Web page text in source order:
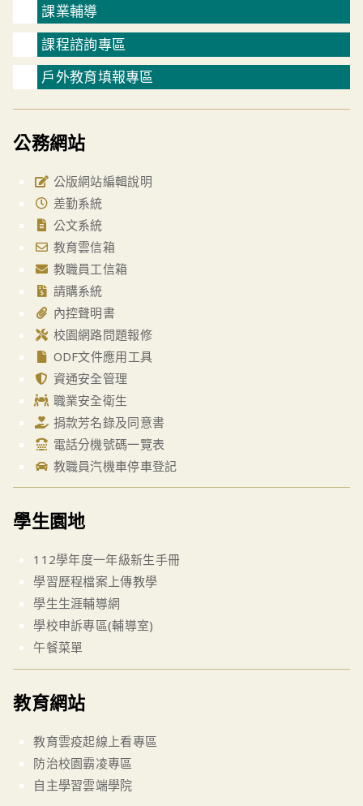
課業輔導
課程諮詢專區
戶外教育填報專區
公務網站
公版網站編輯說明
差勤系統
公文系統
教育雲信箱
教職員工信箱
請購系統
內控聲明書
校園網路問題報修
ODF文件應用工具
資通安全管理
職業安全衛生
捐款芳名錄及同意書
電話分機號碼一覽表
教職員汽機車停車登記
學生園地
112學年度一年級新生手冊
學習歷程檔案上傳教學
學生生涯輔導網
學校申訴專區(輔導室)
午餐菜單
教育網站
教育雲疫起線上看專區
防治校園霸凌專區
自主學習雲端學院